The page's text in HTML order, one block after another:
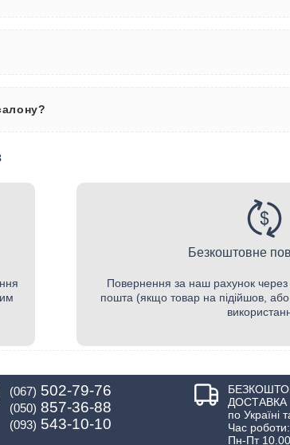
Безкоштовне
Повернення за наш рахунок
пошта (якщо товар на підійшов,
(067) 502-79-76
(050) 857-36-88
(093) 543-10-10
ДОСТАВКА
по Україні
Час роботи:
Пн-Пт